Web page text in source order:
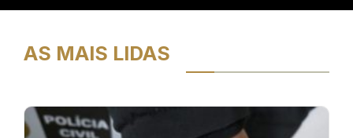
AS MAIS LIDAS